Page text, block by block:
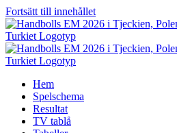
Fortsätt till innehållet
Hem
Spelschema
Resultat
TV tablå